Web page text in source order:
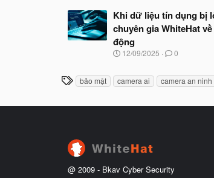
à
b
ắ
t
u
Khi dữ liệu tín dụng bị
chuyên gia WhiteHat
động
N
y
12/09/2025 0
T
ẻ
bảo mật camera ai camera an ninh
@ 2009 - Bkav Cyber Security